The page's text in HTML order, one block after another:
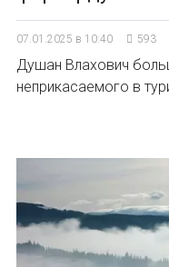
07.01.2025 в 10:40 593
Душан Влахович
неприкасаемого в